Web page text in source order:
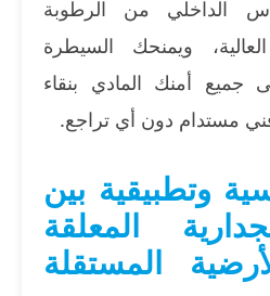
الداخلي من الرطوبة
ويمنحك السيطرة
جميع أمنك المادي بنقاء
مستدام دون أي تراجع.
وتطبيقية بين
المعلقة
المستقلة